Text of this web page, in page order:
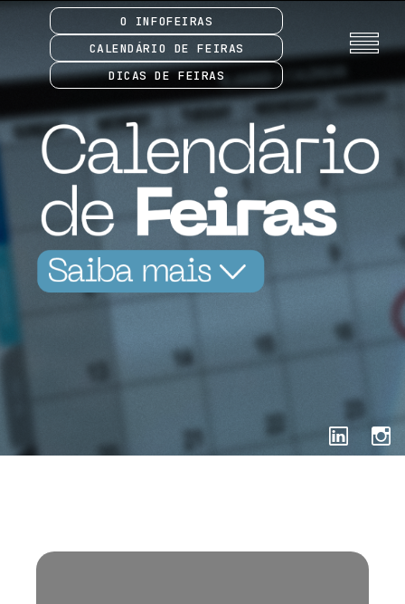
O INFOFEIRAS
CALENDÁRIO DE FEIRAS
DICAS DE FEIRAS